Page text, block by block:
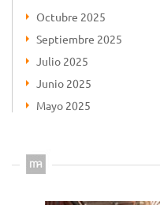
Octubre 2025
Septiembre 2025
Julio 2025
Junio 2025
Mayo 2025